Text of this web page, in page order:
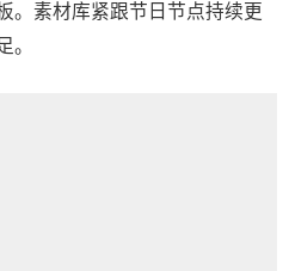
。素材库紧跟节日节点持续更
。